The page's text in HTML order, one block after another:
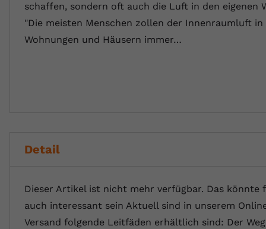
schaffen, sondern oft auch die Luft in den eigenen
"Die meisten Menschen zollen der Innenraumluft in
Wohnungen und Häusern immer…
Detail
Dieser Artikel ist nicht mehr verfügbar. Das könnte
auch interessant sein Aktuell sind in unserem
Versand folgende Leitfäden erhältlich sind: Der